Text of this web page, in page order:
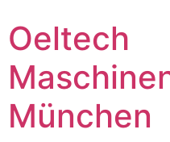
to
content
Oeltech
München